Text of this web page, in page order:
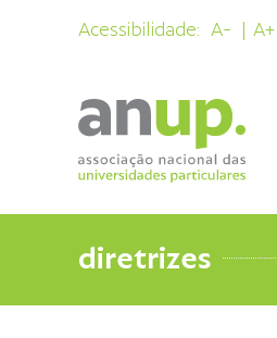
Acessibilidade: A- A+
diretrizes